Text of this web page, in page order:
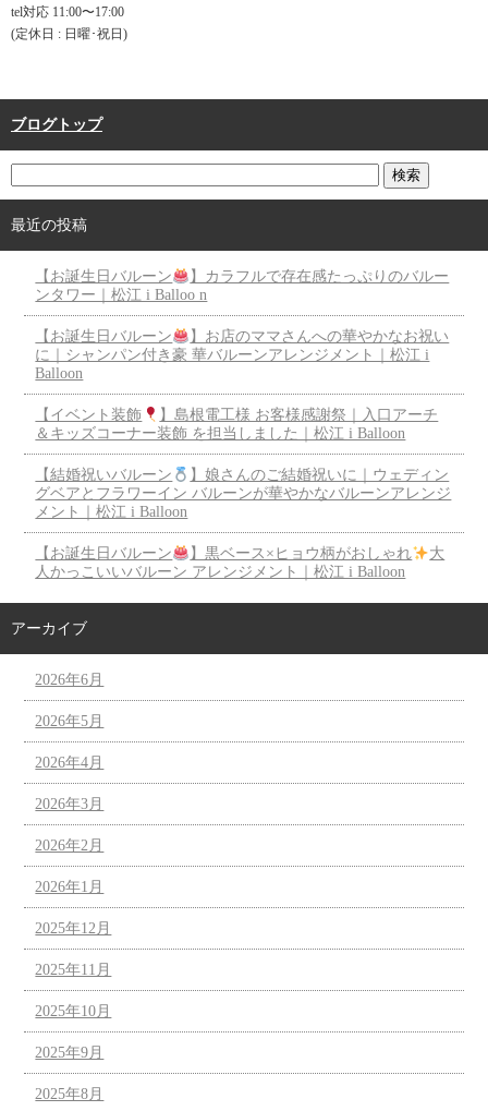
tel対応 11:00〜17:00
(定休日 : 日曜･祝日)
ブログトップ
最近の投稿
【お誕生日バルーン
】カラフルで存在感たっぷりのバルー
ンタワー｜松江 i Balloo n
【お誕生日バルーン
】お店のママさんへの華やかなお祝い
に｜シャンパン付き豪 華バルーンアレンジメント｜松江 i
Balloon
【イベント装飾
】島根電工様 お客様感謝祭｜入口アーチ
＆キッズコーナー装飾 を担当しました｜松江 i Balloon
【結婚祝いバルーン
】娘さんのご結婚祝いに｜ウェディン
グベアとフラワーイン バルーンが華やかなバルーンアレンジ
メント｜松江 i Balloon
【お誕生日バルーン 】黒ベース×ヒョウ柄がおしゃれ
大
人かっこいいバルーン アレンジメント｜松江 i Balloon
アーカイブ
2026年6月
2026年5月
2026年4月
2026年3月
2026年2月
2026年1月
2025年12月
2025年11月
2025年10月
2025年9月
2025年8月